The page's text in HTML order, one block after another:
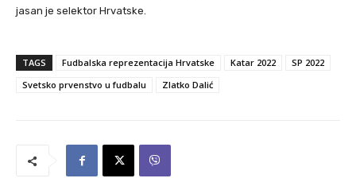
jasan je selektor Hrvatske.
TAGS Fudbalska reprezentacija Hrvatske Katar 2022
SP 2022
Svetsko prvenstvo u fudbalu
Zlatko Dalić